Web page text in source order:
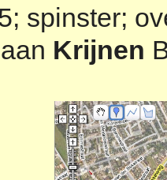
spinster;
Krijnen